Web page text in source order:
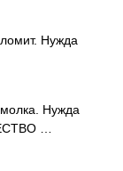
Нужда
Нужда
…